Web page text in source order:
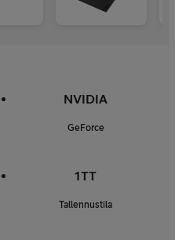
NVIDIA
GeForce
1TT
Tallennustila